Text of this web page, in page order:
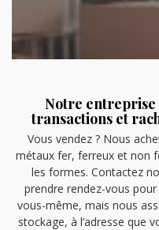
Notre entreprise
transactions et
Vous vendez ? Nous
métaux fer, ferreux et non
les formes. Contactez
prendre rendez-vous
vous-même, mais nous
stockage, à l’adresse que